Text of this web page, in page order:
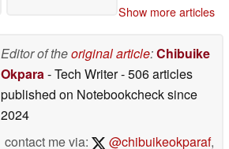
Show more articles
Editor of theoriginal article:Chibuike
Okpara- Tech Writer- 506 articles
published on Notebookchecksince
2024
contact me via:
@chibuikeokparaf,